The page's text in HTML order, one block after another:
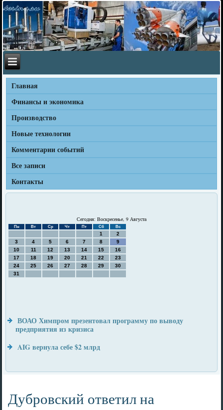
Главная
Финансы и экономика
Производство
Новые технологии
Комментарии событий
Все записи
Контакты
Сегодня: Воскресенье, 9 Августа
Пн Вт Ср Чт Пт Сб Вс
1
2
3
4 5 6 7 8
9
10
11 12 13 14 15
16
17
18 19 20 21 22
23
24
25 26 27 28 29
30
31
ВОАО Химпром презентовал программу по выводу
предприятия из кризиса
AIG вернула себе $2 млрд
Дубровский ответил на